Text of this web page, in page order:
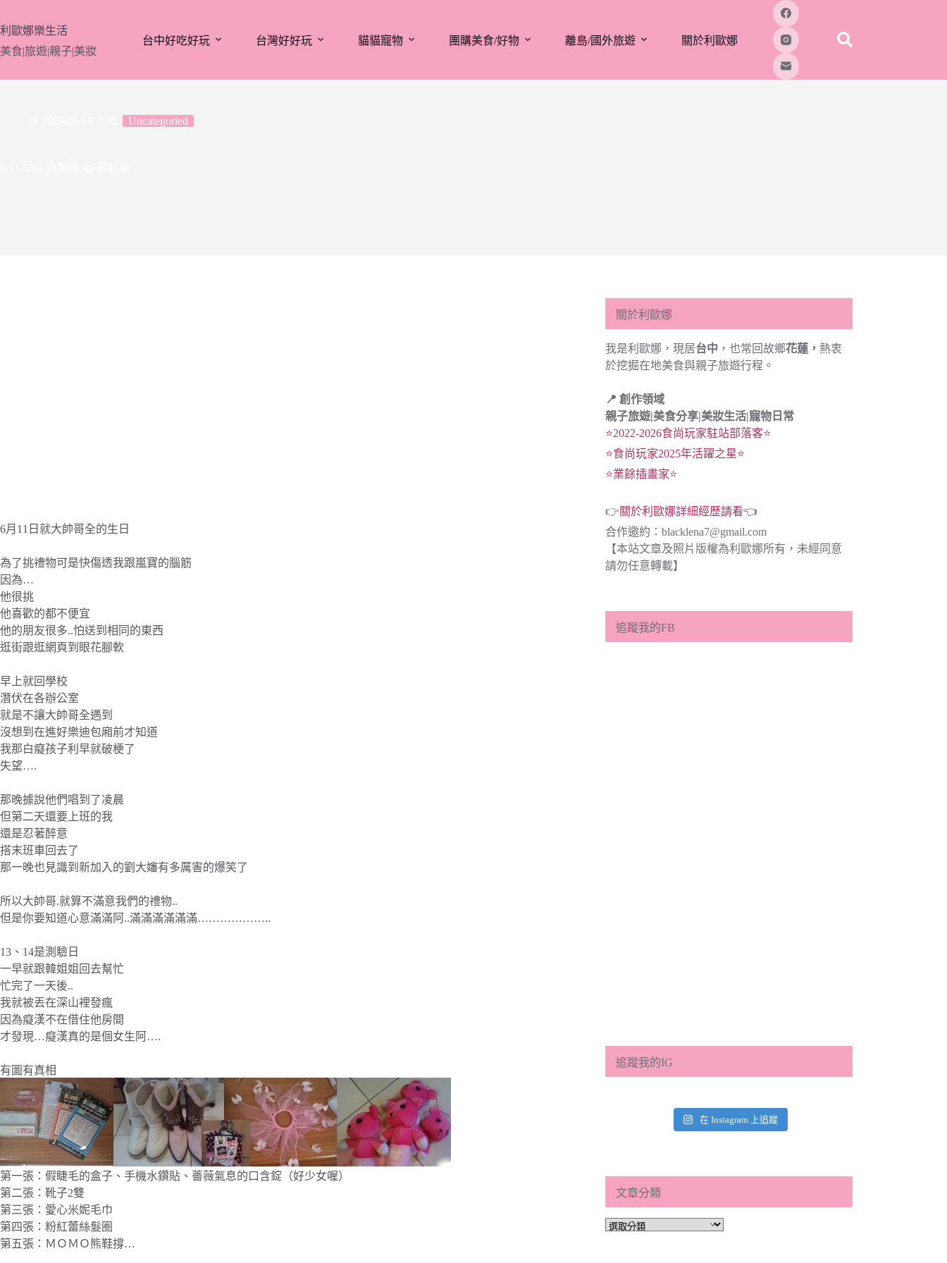
至
主
要
利歐娜樂生活
美食|旅遊|親子|美妝
台中好吃好玩 台灣好好玩 貓貓寵物 團購美食/好物 離島/國外旅遊 關於利歐娜
Uncategoried
6月11日就大帥哥全的生日
為了挑禮物可是快傷透我跟嵐寶的腦筋
因為…
他很挑
他喜歡的都不便宜
他的朋友很多..怕送到相同的東西
逛街跟逛網頁到眼花腳軟
早上就回學校
潛伏在各辦公室
就是不讓大帥哥全遇到
沒想到在進好樂迪包廂前才知道
我那白癡孩子利早就破梗了
失望….
那晚據說他們唱到了凌晨
但第二天還要上班的我
還是忍著醉意
搭末班車回去了
那一晚也見識到新加入的劉大嬸有多厲害的爆笑了
所以大帥哥.就算不滿意我們的禮物..
但是你要知道心意滿滿阿..滿滿滿滿滿滿………………..
13、14是測驗日
一早就跟韓姐姐回去幫忙
忙完了一天後..
我就被丟在深山裡發瘋
因為癡漢不在借住他房間
才發現…癡漢真的是個女生阿….
有圖有真相
第一張：假睫毛的盒子、手機水鑽貼、薔薇氣息的口含錠（好少女喔）
第二張：靴子2雙
第三張：愛心米妮毛巾
第四張：粉紅蕾絲髮圈
第五張：ＭＯＭＯ熊鞋撐…
關於利歐娜
我是利歐娜，現居台中 ，也常回故鄉花蓮， 熱衷
於挖掘在地美食與親子旅遊行程。
📍 創作領域
親子旅遊|美食分享|美妝生活|寵物日常
⭐2022-2026食尚玩家駐站部落客⭐
⭐食尚玩家2025年活躍之星⭐
⭐業餘插畫家⭐
👉關於利歐娜詳細經歷請看👈
合作邀約： blacklena7@gmail.com
【本站文章及照片版權為利歐娜所有，未經同意
請勿任意轉載】
追蹤我的FB
追蹤我的IG
在 Instagram 上追蹤
文章分類
文